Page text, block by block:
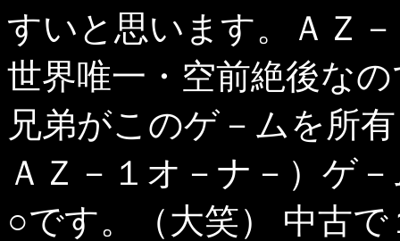
すいと思います。ＡＺ
世界唯一・空前絶後な
兄弟がこのゲ－ムを所
ＡＺ－１オ－ナ－）ゲ
○です。（大笑） 中古